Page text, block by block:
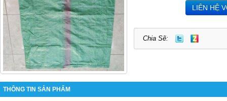
LIÊN HỆ
Chia Sẽ:
THÔNG TIN SẢN PHẨM